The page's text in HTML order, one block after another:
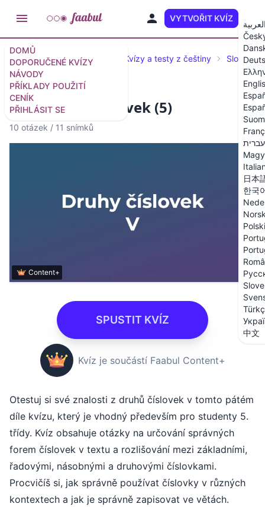
DOMŮ
DOPORUČENÉ KVÍZY
NÁVODY
PŘÍKLADY POUŽITÍ
CENÍK
PŘIHLÁSIT SE
VYTVOŘIT KVÍZ
עברית
日本
한국
Polski
中文
Doporučené kvízy a testy Kvízy a testy z češtiny Slovní
Kvíz: Druhy číslovek (5)
10 otázek / 11 snímků
Content+
SPUSTIT KVÍZ
Kvíz je součástí Faabul Content+
Otestuj si své znalosti z druhů číslovek v tomto pátém
díle kvízu, který je vhodný především pro studenty 5.
třídy. Kvíz obsahuje otázky na určování správných
forem číslovek v textu a rozlišování mezi základními,
řadovými, násobnými a druhovými číslovkami.
Procvičíš si, jak správně používat číslovky v různých
kontextech a jak je správně zapisovat ve větách.